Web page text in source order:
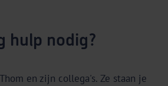
hulp nodig?
en zijn collega's. Ze staan je